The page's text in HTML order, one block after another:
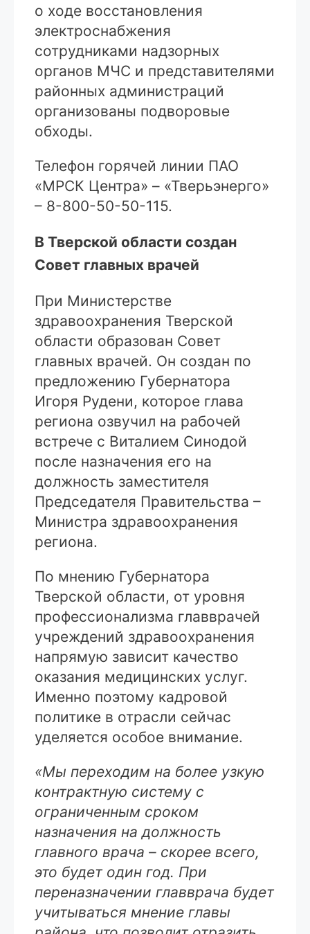
о ходе восстановления
электроснабжения
сотрудниками надзорных
органов МЧС и представителями
районных администраций
организованы подворовые
обходы.
Телефон горячей линии ПАО
«МРСК Центра» – «Тверьэнерго»
– 8-800-50-50-115.
В Тверской области создан
Совет главных врачей
При Министерстве
здравоохранения Тверской
области образован Совет
главных врачей. Он создан по
предложению Губернатора
Игоря Рудени, которое глава
региона озвучил на рабочей
встрече с Виталием Синодой
после назначения его на
должность заместителя
Председателя Правительства –
Министра здравоохранения
региона.
По мнению Губернатора
Тверской области, от уровня
профессионализма главврачей
учреждений здравоохранения
напрямую зависит качество
оказания медицинских услуг.
Именно поэтому кадровой
политике в отрасли сейчас
уделяется особое внимание.
«Мы переходим на более узкую
контрактную систему с
ограниченным сроком
назначения на должность
главного врача – скорее всего,
это будет один год. При
переназначении главврача будет
учитываться мнение главы